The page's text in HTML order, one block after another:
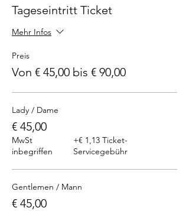
Tageseintritt Ticket
Mehr Infos
Preis
Von € 45,00 bis € 90,00
Lady / Dame
€ 45,00
MwSt
inbegriffen
+€ 1,13 Ticket-
Servicegebühr
Gentlemen / Mann
€ 45,00